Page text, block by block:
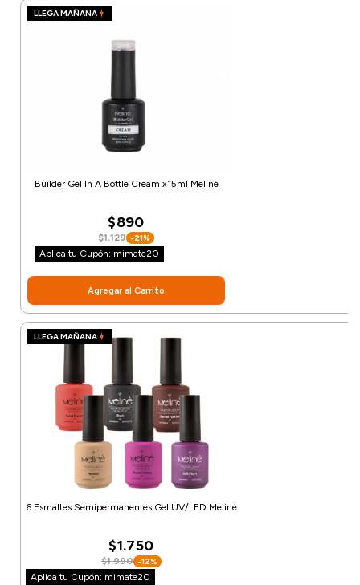
LLEGA MAÑANA
Builder Gel In A Bottle Cream x15ml Meliné
$890
$1.129 -21%
Aplica tu Cupón: mimate20
Agregar al Carrito
LLEGA MAÑANA
6 Esmaltes Semipermanentes Gel UV/LED Meliné
$1.750
$1.990 -12%
Aplica tu Cupón: mimate20